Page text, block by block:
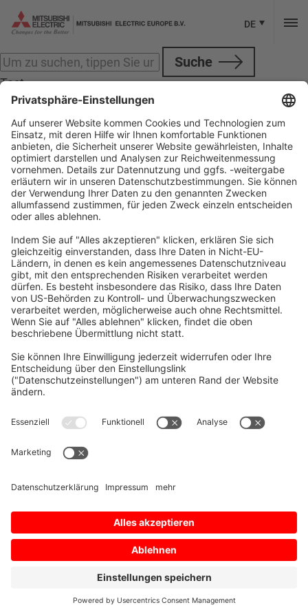
DE
Sorry, nichts anzuzeigen.
Suche
Test
Test
Folgen Sie Mitsubishi Electric
Unsere offiziellen Social Media Accounts
Impressum
Nutzungsbedingungen
Datenschutz­bestimmungen
Datenschutzeinstellungen
Sitemap
© 2026 Mitsubishi Electric Europe B.V.